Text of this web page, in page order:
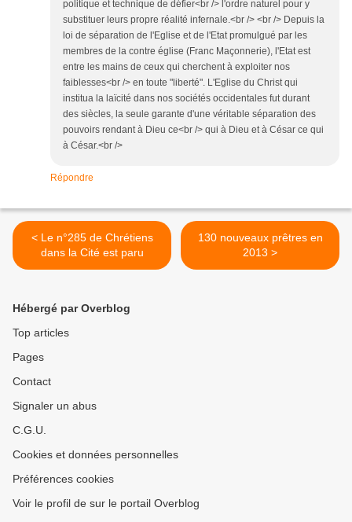
politique et technique de défier<br /> l'ordre naturel pour y
substituer leurs propre réalité infernale.<br /> <br /> Depuis la
loi de séparation de l'Eglise et de l'Etat promulgué par les
membres de la contre église (Franc Maçonnerie), l'Etat est
entre les mains de ceux qui cherchent à exploiter nos
faiblesses<br /> en toute "liberté". L'Eglise du Christ qui
institua la laïcité dans nos sociétés occidentales fut durant
des siècles, la seule garante d'une véritable séparation des
pouvoirs rendant à Dieu ce<br /> qui à Dieu et à César ce qui
à César.<br />
Répondre
< Le n°285 de Chrétiens
dans la Cité est paru
130 nouveaux prêtres en
2013 >
Hébergé par Overblog
Top articles
Pages
Contact
Signaler un abus
C.G.U.
Cookies et données personnelles
Préférences cookies
Voir le profil de sur le portail Overblog